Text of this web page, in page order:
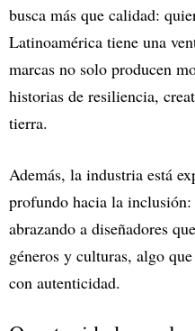
busca más que calidad:
Latinoamérica tiene una
marcas no solo producen
historias de resiliencia,
tierra.
Además, la industria está
profundo hacia la
abrazando a diseñadores
géneros y culturas, algo
con autenticidad.